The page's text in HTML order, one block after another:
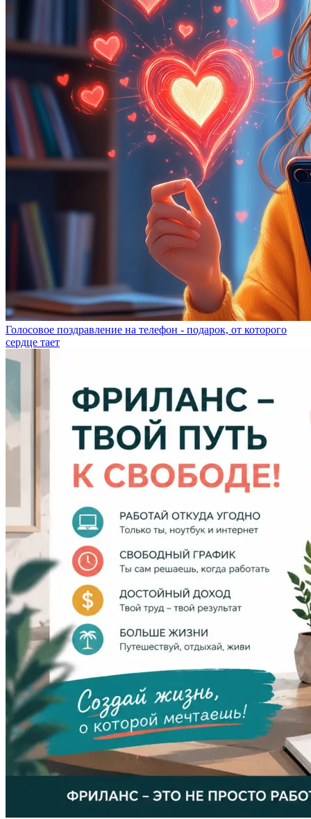
Голосовое поздравление на телефон - подарок, от которого
сердце тает